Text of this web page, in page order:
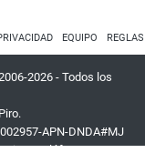
EQUIPO
2026 - Todos los
APN-DNDA#MJ
| Teléfono:+54 9 11